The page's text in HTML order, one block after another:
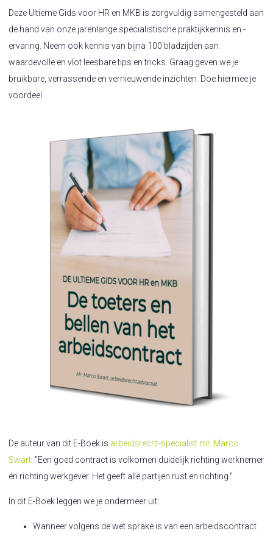
Deze Ultieme Gids voor HR en MKB is zorgvuldig samengesteld aan
de hand van onze jarenlange specialistische praktijkkennis en -
ervaring. Neem ook kennis van bijna 100 bladzijden aan
waardevolle en vlot leesbare tips en tricks. Graag geven we je
bruikbare, verrassende en vernieuwende inzichten. Doe hiermee je
voordeel.
De auteur van dit E-Boek is arbeidsrecht-specialist mr. Marco
Swart: "Een goed contract is volkomen duidelijk richting werknemer
én richting werkgever. Het geeft alle partijen rust en richting."
In dit E-Boek leggen we je ondermeer uit:
Wanneer volgens de wet sprake is van een arbeidscontract